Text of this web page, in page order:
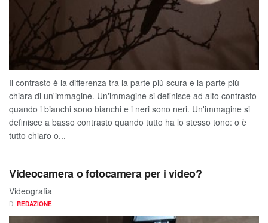
Il contrasto è la differenza tra la parte più scura e la parte più
chiara di un'immagine. Un'immagine si definisce ad alto contrasto
quando i bianchi sono bianchi e i neri sono neri. Un'immagine si
definisce a basso contrasto quando tutto ha lo stesso tono: o è
tutto chiaro o...
Videocamera o fotocamera per i video?
Videografia
DI REDAZIONE